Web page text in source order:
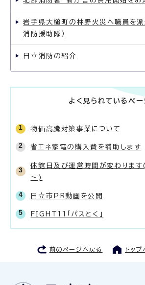
岩手県大槌町の林野火災へ職員を派
消防援助隊）
日立消防の紹介
よく見られているペー
物価高騰対策事業について
省エネ家電の購入費を補助します
休館日及び運営時間が変わりま
～)
日立市PR動画を公開
FIGHT11「パスとく」
前のページへ戻る トッ